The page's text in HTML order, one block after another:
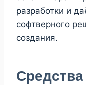
разработки и
софтверного
создания.